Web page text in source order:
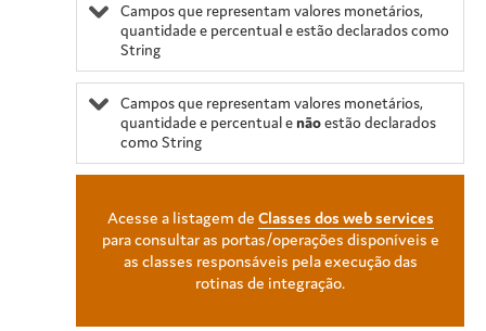
Campos que representam valores monetários,
quantidade e percentual e estão declarados como
String
Campos que representam valores monetários,
quantidade e percentual e nãoestão declarados
como String
Acesse a listagem de Classes dos web services
para consultar as portas/operações disponíveis e
as classes responsáveis pela execução das
rotinas de integração.